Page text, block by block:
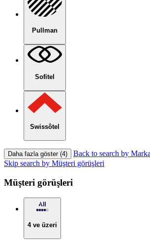
Pullman
Sofitel
Swissôtel
Daha fazla göster (4)
Back to search by
Skip search by Müşteri görüşleri
Müşteri görüşleri
4 ve üzeri